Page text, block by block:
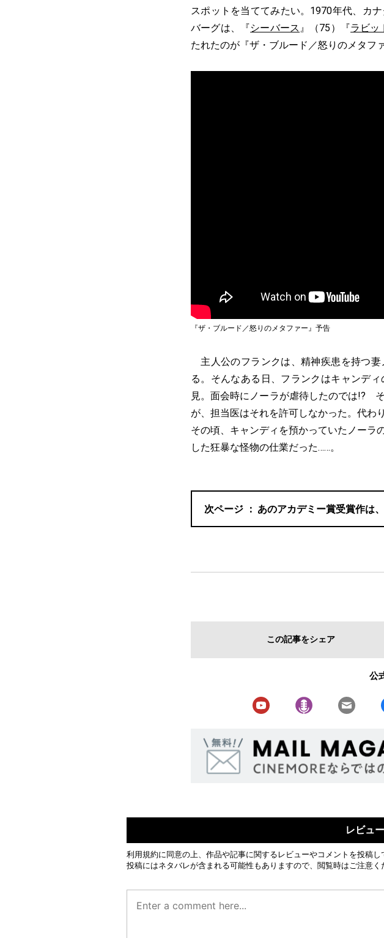
スポットを当ててみたい。1970年代、カ
バーグは、『シーバース 』（75）『ラビッ
たれたのが『ザ・ブルード／怒りのメタフ
『ザ・ブルード／怒りのメタファー』予告
主人公のフランクは、精神疾患を持つ
る。そんなある日、フランクはキャンデ
見。面会時にノーラが虐待したのでは!?
が、担当医はそれを許可しなかった。代わ
その頃、キャンディを預かっていたノーラ
した狂暴な怪物の仕業だった……。
あのアカデミー賞受賞作は
この記事をシェア
公
レビュ
利用規約に同意の上、作品や記事に関するレビューやコメントを投稿し
投稿にはネタバレが含まれる可能性もありますので、閲覧時はご注意く